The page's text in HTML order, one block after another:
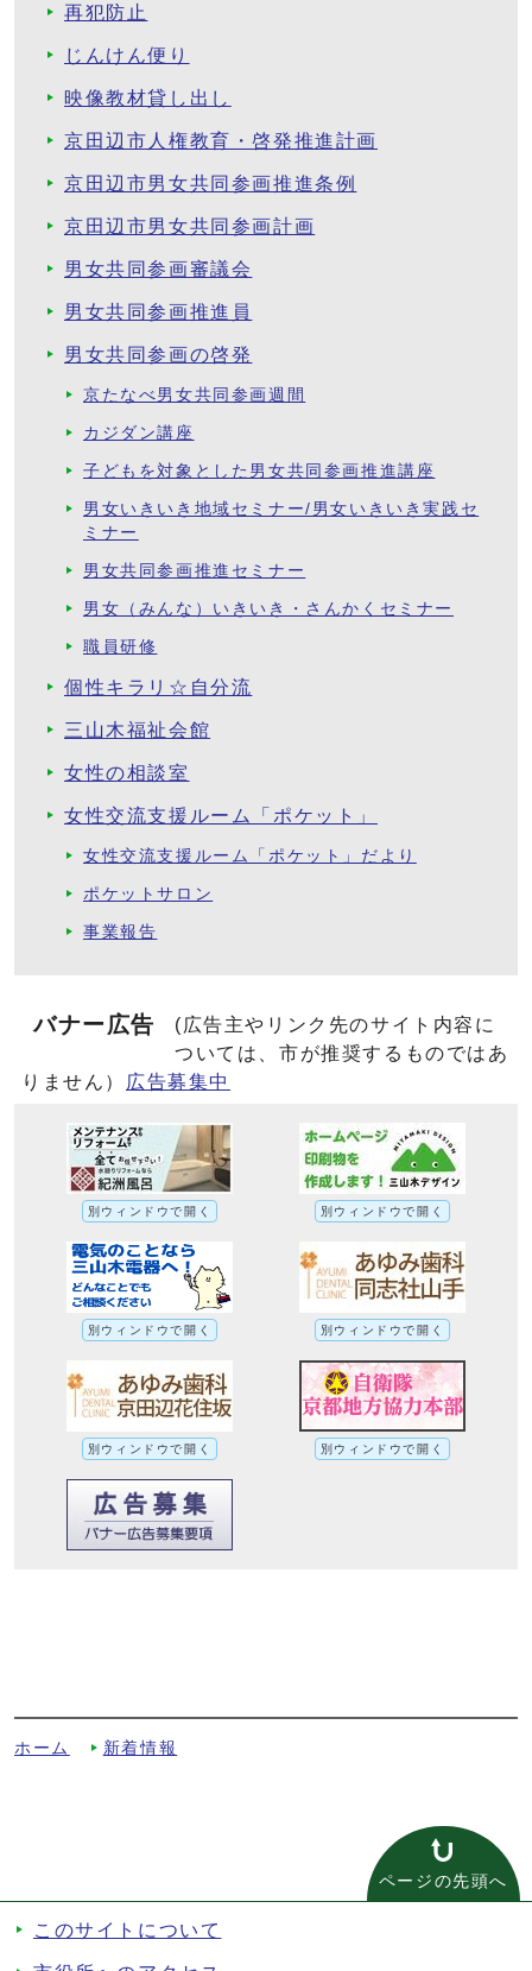
再犯防止
じんけん便り
映像教材貸し出し
京田辺市人権教育・啓発推進計画
京田辺市男女共同参画推進条例
京田辺市男女共同参画計画
男女共同参画審議会
男女共同参画推進員
男女共同参画の啓発
京たなべ男女共同参画週間
カジダン講座
子どもを対象とした男女共同参画推進講座
男女いきいき地域セミナー/男女いきいき実践セ
ミナー
男女共同参画推進セミナー
男女（みんな）いきいき・さんかくセミナー
職員研修
個性キラリ☆自分流
三山木福祉会館
女性の相談室
女性交流支援ルーム「ポケット」
女性交流支援ルーム「ポケット」だより
ポケットサロン
事業報告
バナー広告
(広告主やリンク先のサイト内容に
ついては、市が推奨するものではあ
りません）
広告募集中
別ウィンドウで開く 別ウィンドウで開く
別ウィンドウで開く 別ウィンドウで開く
別ウィンドウで開く 別ウィンドウで開く
ホーム 新着情報
ページの先頭へ
このサイトについて